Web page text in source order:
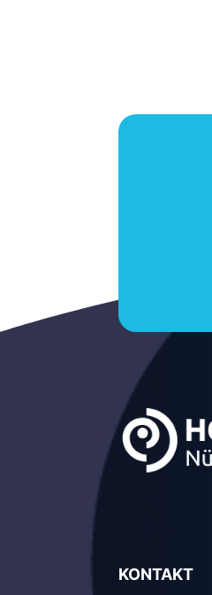
KONTAKT